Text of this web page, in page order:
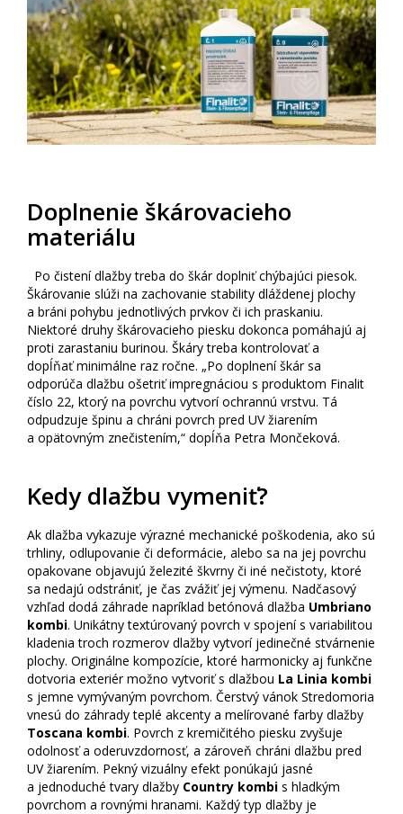
Doplnenie škárovacieho
materiálu
Po čistení dlažby treba do škár doplniť chýbajúci piesok.
Škárovanie slúži na zachovanie stability dláždenej plochy
a bráni pohybu jednotlivých prvkov či ich praskaniu.
Niektoré druhy škárovacieho piesku dokonca pomáhajú aj
proti zarastaniu burinou. Škáry treba kontrolovať a
dopĺňať minimálne raz ročne. „Po doplnení škár sa
odporúča dlažbu ošetriť impregnáciou s produktom Finalit
číslo 22, ktorý na povrchu vytvorí ochrannú vrstvu. Tá
odpudzuje špinu a chráni povrch pred UV žiarením
a opätovným znečistením,“ dopĺňa Petra Mončeková.
Kedy dlažbu vymeniť?
Ak dlažba vykazuje výrazné mechanické poškodenia, ako sú
trhliny, odlupovanie či deformácie, alebo sa na jej povrchu
opakovane objavujú železité škvrny či iné nečistoty, ktoré
sa nedajú odstrániť, je čas zvážiť jej výmenu. Nadčasový
vzhľad dodá záhrade napríklad betónová dlažba Umbriano
kombi. Unikátny textúrovaný povrch v spojení s variabilitou
kladenia troch rozmerov dlažby vytvorí jedinečné stvárnenie
plochy. Originálne kompozície, ktoré harmonicky aj funkčne
dotvoria exteriér možno vytvoriť s dlažbou La Linia kombi
s jemne vymývaným povrchom. Čerstvý vánok Stredomoria
vnesú do záhrady teplé akcenty a melírované farby dlažby
Toscana kombi. Povrch z kremičitého piesku zvyšuje
odolnosť a oderuvzdornosť, a zároveň chráni dlažbu pred
UV žiarením. Pekný vizuálny efekt ponúkajú jasné
a jednoduché tvary dlažby Country kombi s hladkým
povrchom a rovnými hranami. Každý typ dlažby je